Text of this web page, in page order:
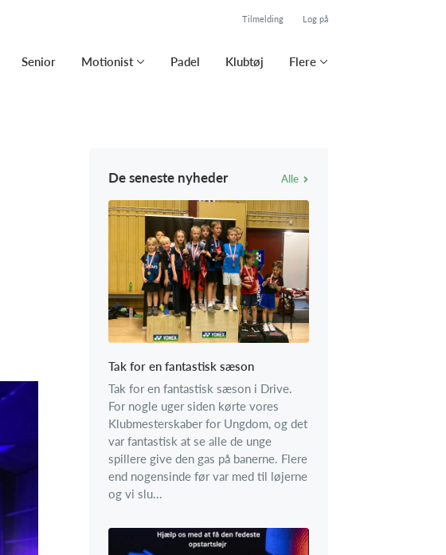
Tilmelding Log på
Senior Motionist Padel Klubtøj Flere
De seneste nyheder Alle
Tak for en fantastisk sæson
Tak for en fantastisk sæson i Drive.
For nogle uger siden kørte vores
Klubmesterskaber for Ungdom, og det
var fantastisk at se alle de unge
spillere give den gas på banerne. Flere
end nogensinde før var med til løjerne
og vi slu...